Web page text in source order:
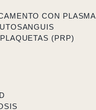
CON PLASMA
(PRP)